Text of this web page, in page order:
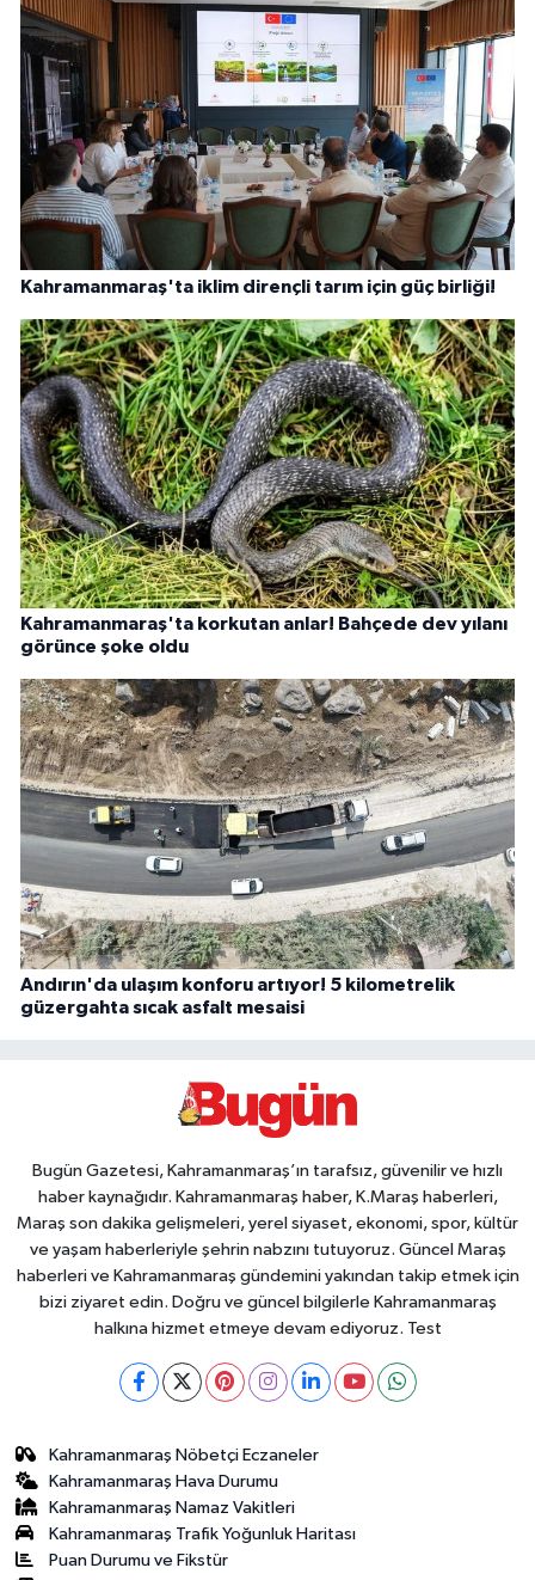
Kahramanmaraş'ta iklim dirençli tarım için güç birliği!
Kahramanmaraş'ta korkutan anlar! Bahçede dev yılanı
görünce şoke oldu
Andırın'da ulaşım konforu artıyor! 5 kilometrelik
güzergahta sıcak asfalt mesaisi
Bugün Gazetesi, Kahramanmaraş’ın tarafsız, güvenilir ve hızlı
haber kaynağıdır. Kahramanmaraş haber, K.Maraş haberleri,
Maraş son dakika gelişmeleri, yerel siyaset, ekonomi, spor, kültür
ve yaşam haberleriyle şehrin nabzını tutuyoruz. Güncel Maraş
haberleri ve Kahramanmaraş gündemini yakından takip etmek için
bizi ziyaret edin. Doğru ve güncel bilgilerle Kahramanmaraş
halkına hizmet etmeye devam ediyoruz. Test
Kahramanmaraş Nöbetçi Eczaneler
Kahramanmaraş Hava Durumu
Kahramanmaraş Namaz Vakitleri
Kahramanmaraş Trafik Yoğunluk Haritası
Puan Durumu ve Fikstür